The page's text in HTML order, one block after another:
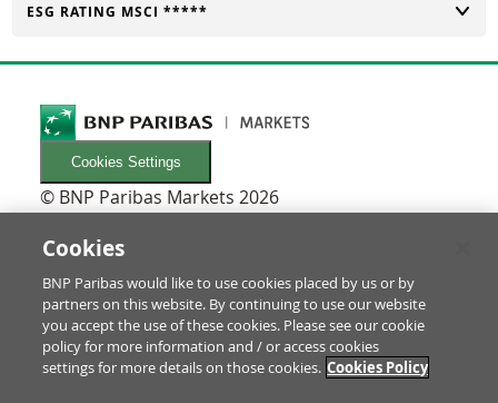
UMSCHALTEN
ESG RATING MSCI *****
Cookies Settings
© BNP Paribas Markets 2026
Newsletters
Glossar
RECHTLICHES
Nutzungsbedingungen/Rechtliche Hinweise
Prospekt & Anleger-Informationen
Cookies
BNP Paribas would like to use cookies placed by us or by
partners on this website. By continuing to use our website
you accept the use of these cookies. Please see our cookie
policy for more information and / or access cookies
settings for more details on those cookies. Cookies Policy